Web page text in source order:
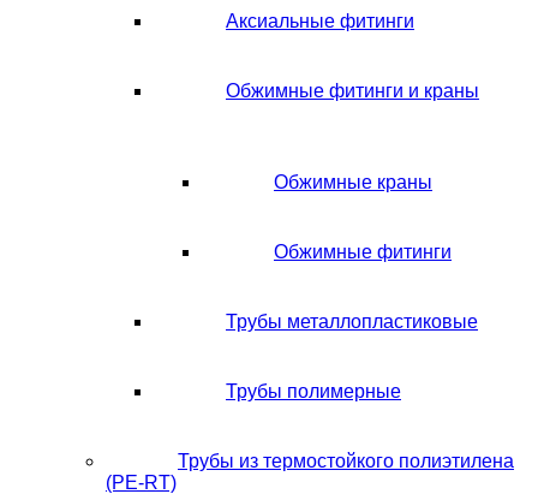
Аксиальные фитинги
Обжимные фитинги и краны
Обжимные краны
Обжимные фитинги
Трубы металлопластиковые
Трубы полимерные
Трубы из термостойкого полиэтилена
(PE-RT)